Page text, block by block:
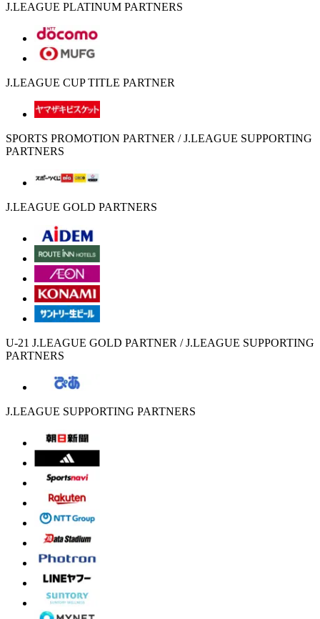
J.LEAGUE PLATINUM PARTNERS
J.LEAGUE CUP TITLE PARTNER
SPORTS PROMOTION PARTNER / J.LEAGUE SUPPORTING
PARTNERS
J.LEAGUE GOLD PARTNERS
U-21 J.LEAGUE GOLD PARTNER / J.LEAGUE SUPPORTING
PARTNERS
J.LEAGUE SUPPORTING PARTNERS